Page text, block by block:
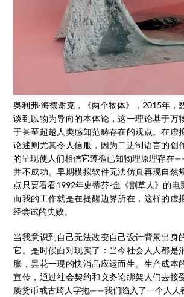
奥利弗·海德谢克，《两个物体》，2015年，
谈到以物为导向的本体论，这一理论基于万
于甚至超越人类感知范畴存在的观点。在虚
论述则尤其令人信服，因为二进制语言的创
的呈现使人们相信它遵循已知物理原理存在
并不成功。早期模拟软件无法仿真再现自然
点只要看看1992年史蒂芬·金《割草人》的电
而我的工作就是在提醒边界所在，这样的虚
经尝试的失败。
当我意识到自己无法改变自己设计背景出身
它。是时候面对现实了：当今社会人人都是
胀，昙花一现的快消品应运而生。生产成本
宣传，通过社会契约和义务论绑架人们去接
质货币或古琦人字拖——我们陷入了一个人人